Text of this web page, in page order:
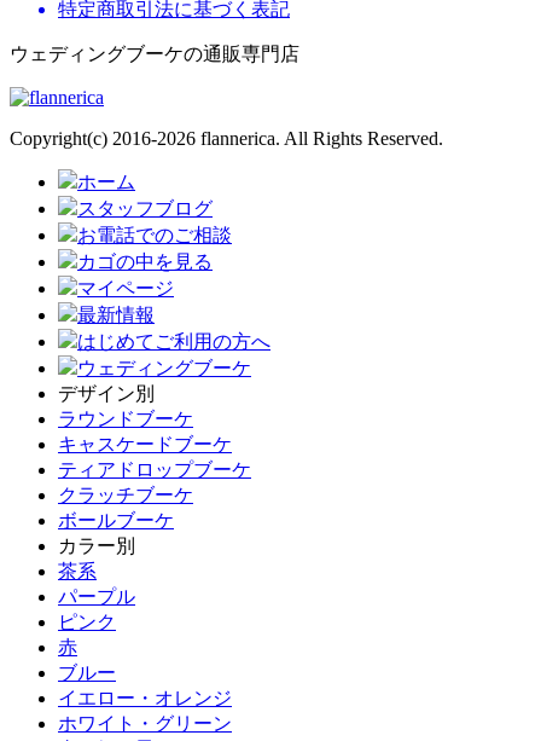
特定商取引法に基づく表記
ウェディングブーケの通販専門店
Copyright(c) 2016-2026 flannerica. All Rights Reserved.
ホーム
スタッフブログ
お電話でのご相談
カゴの中を見る
マイページ
最新情報
はじめてご利用の方へ
ウェディングブーケ
デザイン別
ラウンドブーケ
キャスケードブーケ
ティアドロップブーケ
クラッチブーケ
ボールブーケ
カラー別
茶系
パープル
ピンク
赤
ブルー
イエロー・オレンジ
ホワイト・グリーン